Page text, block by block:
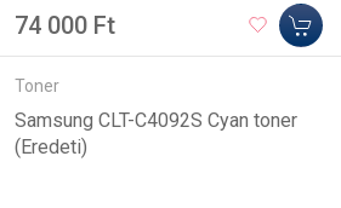
74 000 Ft
Toner
Samsung CLT-C4092S Cyan toner
(Eredeti)